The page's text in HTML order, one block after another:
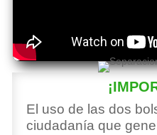
El uso de las dos
ciudadanía que